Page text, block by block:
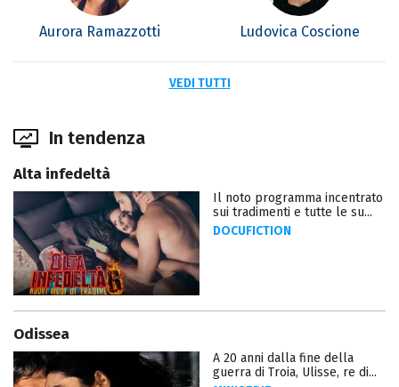
Aurora Ramazzotti Ludovica Coscione
VEDI TUTTI
In tendenza
Alta infedeltà
Il noto programma incentrato
sui tradimenti e tutte le su...
DOCUFICTION
Odissea
A 20 anni dalla fine della
guerra di Troia, Ulisse, re di...